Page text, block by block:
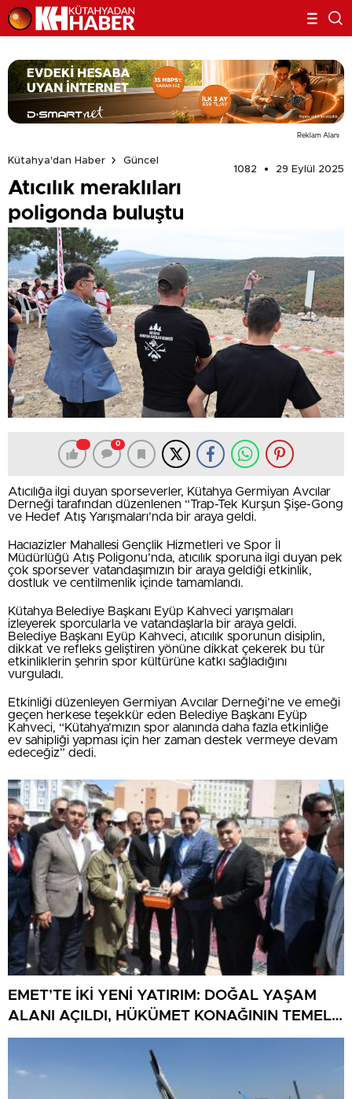
Reklam Alanı
Kütahya'dan Haber
Güncel
1082
29 Eylül 2025
Atıcılık meraklıları
poligonda buluştu
0
Atıcılığa ilgi duyan sporseverler, Kütahya Germiyan Avcılar
Derneği tarafından düzenlenen “Trap-Tek Kurşun Şişe-Gong
ve Hedef Atış Yarışmaları’nda bir araya geldi.
Hacıazizler Mahallesi Gençlik Hizmetleri ve Spor İl
Müdürlüğü Atış Poligonu’nda, atıcılık sporuna ilgi duyan pek
çok sporsever vatandaşımızın bir araya geldiği etkinlik,
dostluk ve centilmenlik içinde tamamlandı.
Kütahya Belediye Başkanı Eyüp Kahveci yarışmaları
izleyerek sporcularla ve vatandaşlarla bir araya geldi.
Belediye Başkanı Eyüp Kahveci, atıcılık sporunun disiplin,
dikkat ve refleks geliştiren yönüne dikkat çekerek bu tür
etkinliklerin şehrin spor kültürüne katkı sağladığını
vurguladı.
Etkinliği düzenleyen Germiyan Avcılar Derneği’ne ve emeği
geçen herkese teşekkür eden Belediye Başkanı Eyüp
Kahveci, “Kütahya’mızın spor alanında daha fazla etkinliğe
ev sahipliği yapması için her zaman destek vermeye devam
edeceğiz” dedi.
EMET’TE İKİ YENİ YATIRIM: DOĞAL YAŞAM
ALANI AÇILDI, HÜKÜMET KONAĞININ TEMELİ
ATILDI